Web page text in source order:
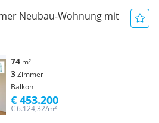
Neubau-Wohnung mit
74 m²
3Zimmer
Balkon
€ 6.124,32/m²
€ 453.200